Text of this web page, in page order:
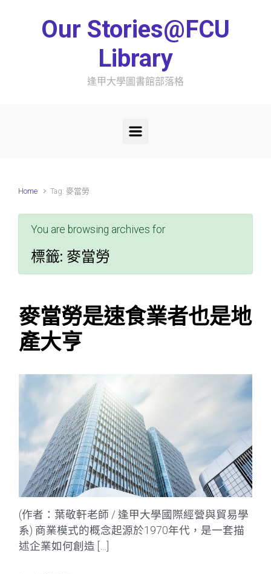
Our Stories@FCU
Library
逢甲大學圖書館部落格
Home Tag: 麥當勞
You are browsing archives for
標籤: 麥當勞
麥當勞是速食業者也是地
產大亨
(作者：葉敬軒老師 / 逢甲大學國際經營與貿易學
系) 商業模式的概念起源於1970年代，是一套描
述企業如何創造 […]